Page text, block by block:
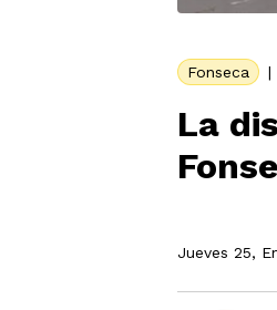
Fonseca |
La
Jueves 25,